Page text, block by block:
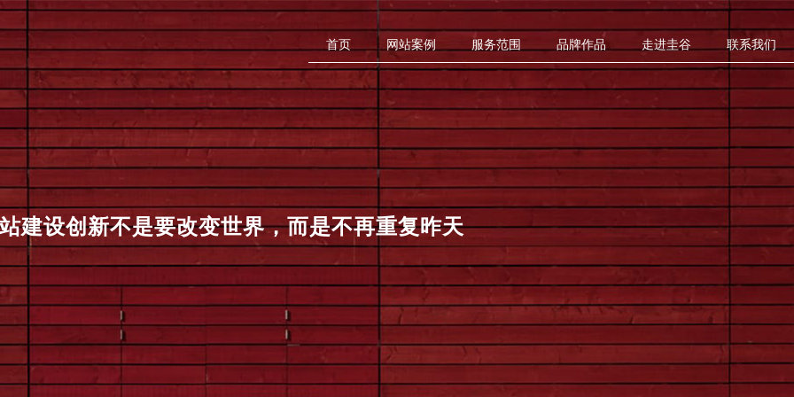
首页 网站案例 服务范围 品牌作品 走进圭谷 联系我们
建设创新不是要改变世界，而是不再重复昨天